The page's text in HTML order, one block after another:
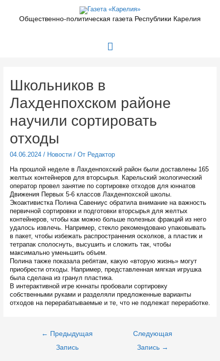
содержимомуОбщественно-политическая газета Республики Карелия
Главное
Школьников в
Лахденпохском районе
научили сортировать
отходы
04.06.2024/ Новости/ От Редактор
На прошлой неделе в Лахденпохский район были доставлены 165
желтых контейнеров для вторсырья. Карельский экологический
оператор провел занятие по сортировке отходов для юннатов
Движения Первых 5-6 классов Лахденпохской школы.
Экоактивистка Полина Савениус обратила внимание на важность
первичной сортировки и подготовки вторсырья для желтых
контейнеров, чтобы как можно больше полезных фракций из него
удалось извлечь. Например, стекло рекомендовано упаковывать
в пакет, чтобы избежать распространения осколков, а пластик и
тетрапак сполоснуть, высушить и сложить так, чтобы
максимально уменьшить объем.
Полина также показала ребятам, какую «вторую жизнь» могут
приобрести отходы. Например, представленная мягкая игрушка
была сделана из гранул пластика.
В интерактивной игре юннаты пробовали сортировку
собственными руками и разделяли предложенные варианты
отходов на перерабатываемые и те, что не подлежат переработке.
Навигация
← Предыдущая
Запись
Следующая
Запись →